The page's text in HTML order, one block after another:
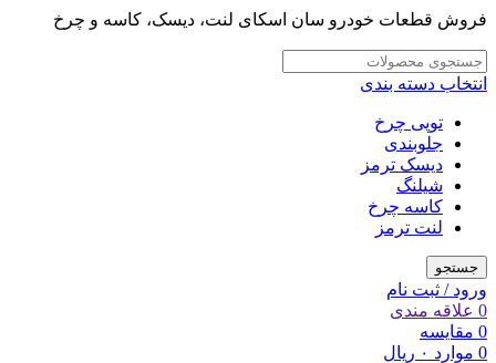
فروش قطعات خودرو سان اسکای لنت، دیسک، کاسه و چرخ
انتخاب دسته بندی
توپی چرخ
جلوبندی
دیسک ترمز
شیلنگ
کاسه چرخ
لنت ترمز
جستجو
ورود / ثبت نام
0 علاقه مندی
0 مقایسه
0 موارد ۰ ریال